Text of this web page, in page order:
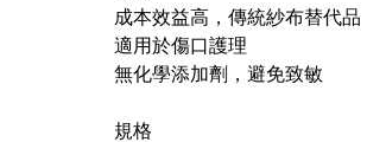
成本效益高，傳統紗布替代品
適用於傷口護理
無化學添加劑，避免致敏
規格